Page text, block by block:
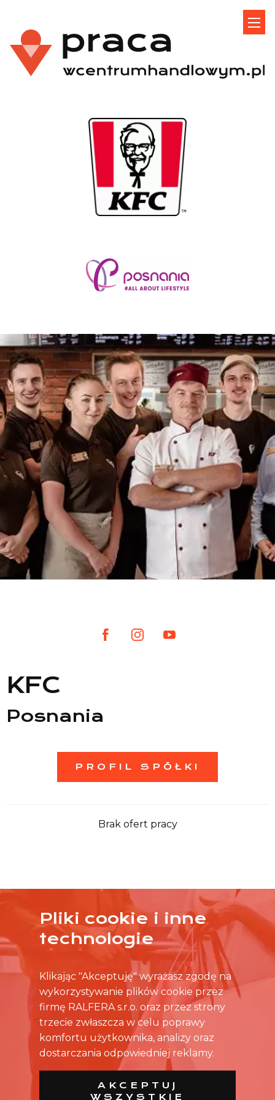
Lista sklepów
KFC
Posnania
PROFIL SPÓŁKI
Brak ofert pracy
ŻADNA OFERTA CIĘ NIE ZAINTERESOWAŁA?
SKONTAKTUJ SIĘ BEZPOŚREDNIO ZE SKLEPEM.
Pliki cookie i inne
technologie
Klikając "Akceptuję" wyrażasz zgodę na
wykorzystywanie plików cookie przez
firmę RALFERA s.r.o. oraz przez strony
trzecie zwłaszcza w celu poprawy
komfortu użytkownika, analizy oraz
dostarczania odpowiedniej reklamy.
AKCEPTUJ
WSZYSTKIE